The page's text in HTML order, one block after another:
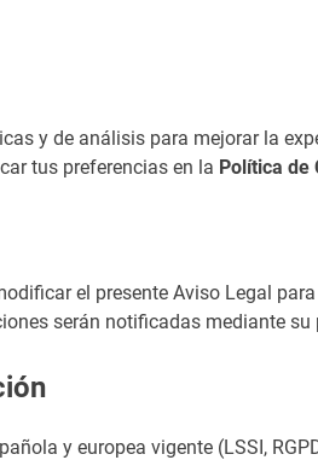
y de análisis para mejorar la
tus preferencias en la Política de
el presente Aviso Legal
serán notificadas mediante
y europea vigente (LSSI,